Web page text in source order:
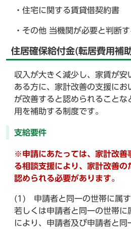
・住宅に関する賃貸借契約書
・その他 当機関が必要と判断
住居確保給付金(転居費用補
収入が大きく減少し、家賃が安
ある方に、家計改善の支援に
が改善すると認められること
用を補助する制度です。
支給要件
※申請にあたっては、家計改善
る相談支援により、家計改善
認められる必要があります。
(1) 申請者と同一の世帯に属
若しくは申請者と同一の世帯に
により、申請者及び申請者と同